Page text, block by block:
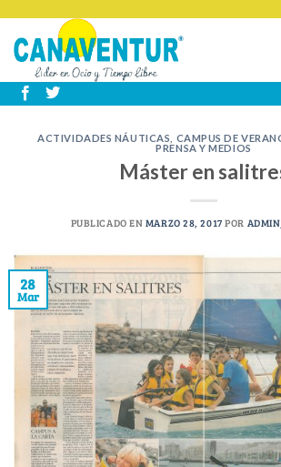
content
ACTIVIDADES NÁUTICAS CAMPUS DE
PRENSA Y MEDIOS
Máster en
PUBLICADO EN MARZO 28, 2017 POR
28
Mar